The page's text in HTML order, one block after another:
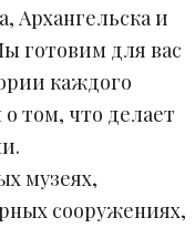
Архангельска и
готовим для вас
каждого
том, что делает
музеях,
сооружениях,